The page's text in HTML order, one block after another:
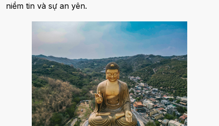
niềm tin và sự an yên.